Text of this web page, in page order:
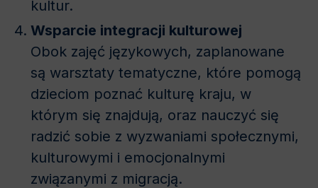
kultur.
Wsparcie integracji kulturowej
Obok zajęć językowych, zaplanowane
są warsztaty tematyczne, które pomogą
dzieciom poznać kulturę kraju, w
którym się znajdują, oraz nauczyć się
radzić sobie z wyzwaniami społecznymi,
kulturowymi i emocjonalnymi
związanymi z migracją.